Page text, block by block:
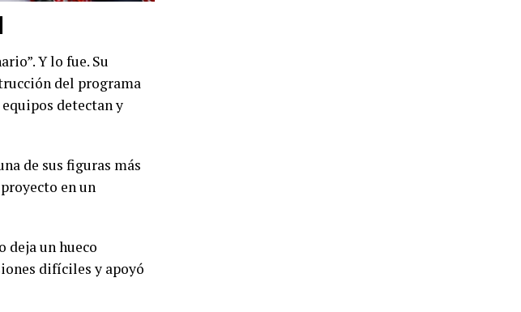
Y lo fue. Su
del programa
detectan y
de sus figuras más
en un
deja un hueco
difíciles y apoyó